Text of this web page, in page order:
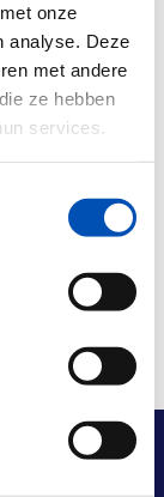
onze
analyse. Deze
met andere
ze hebben
services.
for